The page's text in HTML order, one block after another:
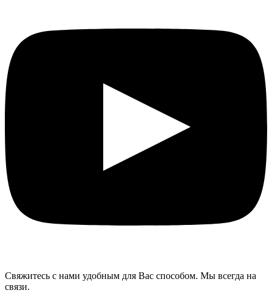
Свяжитесь с нами удобным для Вас способом. Мы всегда на
связи.